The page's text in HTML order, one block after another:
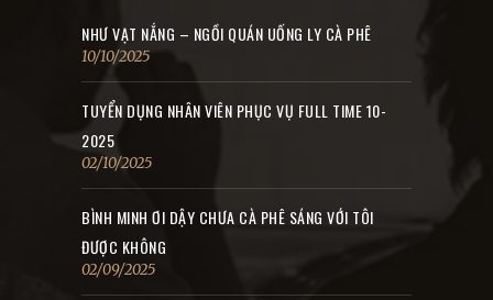
NHƯ VẠT NẮNG – NGỒI QUÁN UỐNG LY CÀ PHÊ
10/10/2025
TUYỂN DỤNG NHÂN VIÊN PHỤC VỤ FULL TIME 10-
2025
02/10/2025
BÌNH MINH ƠI DẬY CHƯA CÀ PHÊ SÁNG VỚI TÔI
ĐƯỢC KHÔNG
02/09/2025